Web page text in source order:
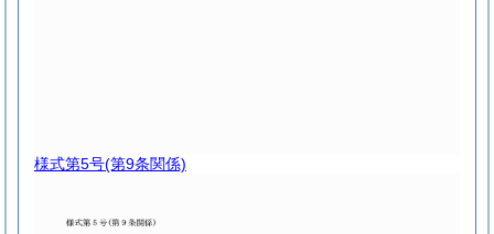
様式第5号(第9条関係)